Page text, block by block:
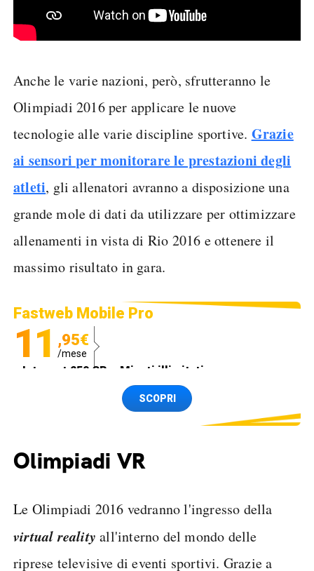
Anche le varie nazioni, però, sfrutteranno le
Olimpiadi 2016 per applicare le nuove
tecnologie alle varie discipline sportive. Grazie
ai sensori per monitorare le prestazioni degli
atleti, gli allenatori avranno a disposizione una
grande mole di dati da utilizzare per ottimizzare
allenamenti in vista di Rio 2016 e ottenere il
massimo risultato in gara.
Fastweb Mobile Pro
11 ,95€
/mese
Internet 250 GB e Minuti illimitati
Spedizione SIM GRATISSCOPRI
Olimpiadi VR
Le Olimpiadi 2016 vedranno l'ingresso della
virtual reality all'interno del mondo delle
riprese televisive di eventi sportivi. Grazie a